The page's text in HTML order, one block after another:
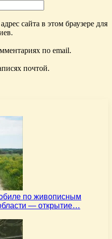
сайта в этом браузере для
по email.
почтой.
по живописным
— открытие…